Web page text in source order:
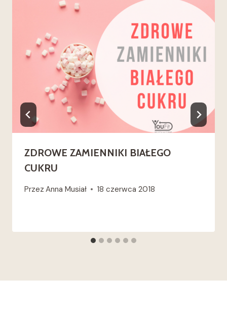
ZDROWE ZAMIENNIKI BIAŁEGO
CUKRU
Przez Anna Musiał 18 czerwca 2018